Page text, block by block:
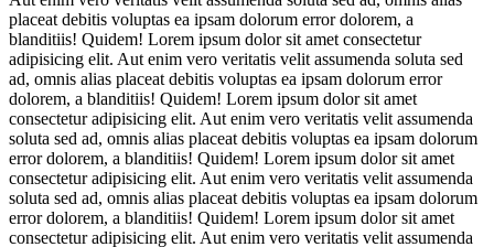
placeat debitis voluptas ea ipsam dolorum error dolorem, a
blanditiis! Quidem! Lorem ipsum dolor sit amet consectetur
adipisicing elit. Aut enim vero veritatis velit assumenda soluta sed
ad, omnis alias placeat debitis voluptas ea ipsam dolorum error
dolorem, a blanditiis! Quidem! Lorem ipsum dolor sit amet
consectetur adipisicing elit. Aut enim vero veritatis velit assumenda
soluta sed ad, omnis alias placeat debitis voluptas ea ipsam dolorum
error dolorem, a blanditiis! Quidem! Lorem ipsum dolor sit amet
consectetur adipisicing elit. Aut enim vero veritatis velit assumenda
soluta sed ad, omnis alias placeat debitis voluptas ea ipsam dolorum
error dolorem, a blanditiis! Quidem! Lorem ipsum dolor sit amet
consectetur adipisicing elit. Aut enim vero veritatis velit assumenda